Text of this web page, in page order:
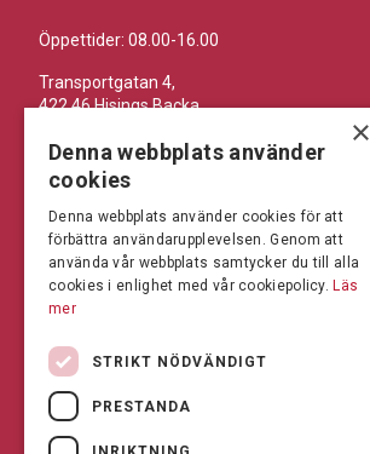
Öppettider: 08.00-16.00
Transportgatan 4,
422 46 Hisings Backa
Mejl: Se flik längst ner till höger.
BRÅLANDA
Öppettider: 07:00-16:00
Andrésen Maskin i Brålanda AB
464 64 Brålanda
Telefon: 0521-57 57 30
×
Denna webbplats använder
cookies
Denna webbplats använder cookies för att
förbättra användarupplevelsen. Genom att
använda vår webbplats samtycker du till alla
cookies i enlighet med vår cookiepolicy. Läs
mer
STRIKT NÖDVÄNDIGT
PRESTANDA